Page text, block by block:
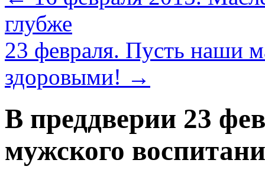
глубже
23 февраля. Пусть наши
здоровыми! →
В преддверии 23
мужского